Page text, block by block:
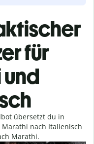
für
übersetzt du in
nach Italienisch
Marathi.